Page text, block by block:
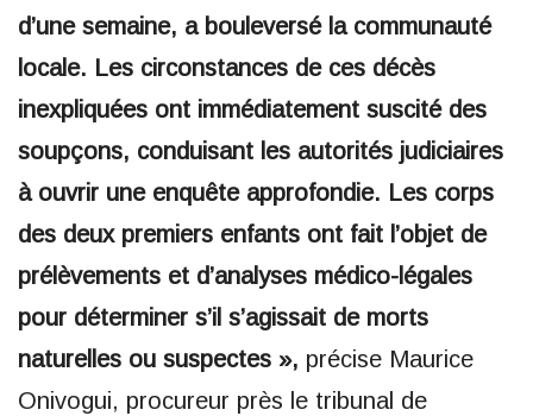
d’une semaine, a bouleversé la communauté
locale. Les circonstances de ces décès
inexpliquées ont immédiatement suscité des
soupçons, conduisant les autorités judiciaires
à ouvrir une enquête approfondie. Les corps
des deux premiers enfants ont fait l’objet de
prélèvements et d’analyses médico-légales
pour déterminer s’il s’agissait de morts
naturelles ou suspectes », précise Maurice
Onivogui, procureur près le tribunal de